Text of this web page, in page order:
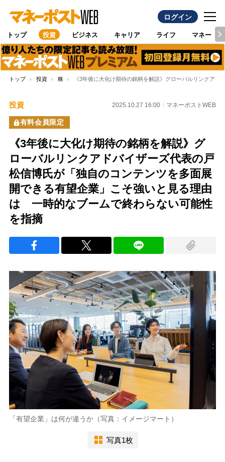
ログイン
トップ 投資 ビジネス キャリア ライフ マネー
トップ 投資 株 《3年後に大化け期待の銘柄を解説》グローバルリンクア
投資 2025.10.27 16:00 マネーポストWEB
有料会員限定
《3年後に大化け期待の銘柄を解説》グ
ローバルリンクアドバイザーズ代表の戸
松信博氏が「独自のコンテンツを多面展
開できる有望企業」こそ強いと見る理由
は 一時的なブームで終わらない可能性
を指摘
「有望企業」は何が違うか（写真：イメージマート）
写真1枚